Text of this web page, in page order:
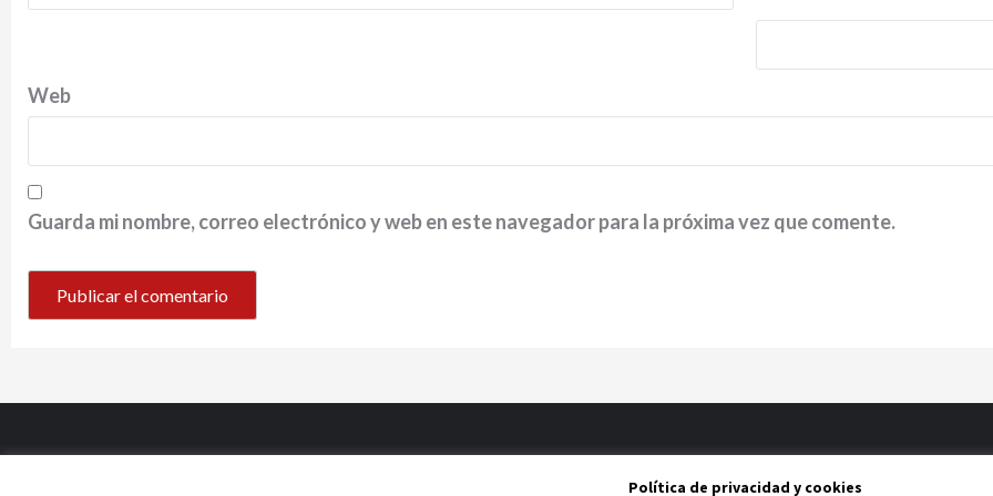
Web
Guarda mi nombre, correo electrónico y web en este navegador para la próxima vez que comente.
Política de privacidad y cookies